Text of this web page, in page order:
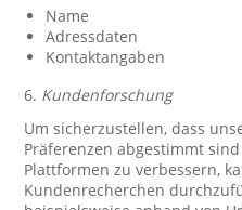
Name
Adressdaten
Kontaktangaben
6. Kundenforschung
Um sicherzustellen, dass
Präferenzen abgestimmt
Plattformen zu verbessern,
Kundenrecherchen